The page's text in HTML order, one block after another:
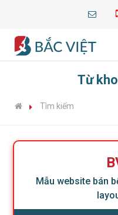
Từ
Tìm kiếm
Mẫu website bán